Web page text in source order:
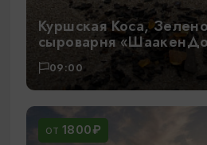
Куршская Коса,
сыроварня
09:00
ОТ 1800₽